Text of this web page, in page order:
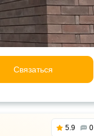
Связаться
5.9 0